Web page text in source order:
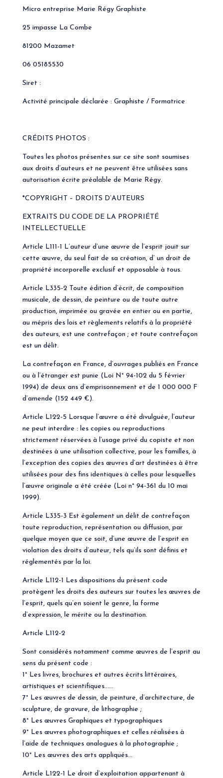
Micro entreprise Marie Régy Graphiste
25 impasse La Combe
81200 Mazamet
06 05185530
Siret :
Activité principale déclarée : Graphiste / Formatrice
CRÉDITS PHOTOS :
Toutes les photos présentes sur ce site sont soumises
aux droits d’auteurs et ne peuvent être utilisées sans
autorisation écrite préalable de Marie Régy.
*COPYRIGHT – DROITS D’AUTEURS
EXTRAITS DU CODE DE LA PROPRIÉTÉ
INTELLECTUELLE
Article L111-1 L’auteur d’une œuvre de l’esprit jouit sur
cette œuvre, du seul fait de sa création, d’ un droit de
propriété incorporelle exclusif et opposable à tous.
Article L335-2 Toute édition d’écrit, de composition
musicale, de dessin, de peinture ou de toute autre
production, imprimée ou gravée en entier ou en partie,
au mépris des lois et règlements relatifs à la propriété
des auteurs, est une contrefaçon ; et toute contrefaçon
est un délit.
La contrefaçon en France, d’ouvrages publiés en France
ou à l’étranger est punie (Loi N° 94-102 du 5 février
1994) de deux ans d’emprisonnement et de 1 000 000 F
d’amende (152 449 €).
Article L122-5 Lorsque l’œuvre a été divulguée, l’auteur
ne peut interdire : les copies ou reproductions
strictement réservées à l’usage privé du copiste et non
destinées à une utilisation collective, pour les familles, à
l’exception des copies des œuvres d’art destinées à être
utilisées pour des fins identiques à celles pour lesquelles
l’œuvre originale a été créée (Loi n° 94-361 du 10 mai
1999).
Article L335-3 Est également un délit de contrefaçon
toute reproduction, représentation ou diffusion, par
quelque moyen que ce soit, d’une œuvre de l’esprit en
violation des droits d’auteur, tels qu’ils sont définis et
réglementés par la loi.
Article L112-1 Les dispositions du présent code
protègent les droits des auteurs sur toutes les œuvres de
l’esprit, quels qu’en soient le genre, la forme
d’expression, le mérite ou la destination.
Article L112-2
Sont considérés notamment comme œuvres de l’esprit au
sens du présent code :
1° Les livres, brochures et autres écrits littéraires,
artistiques et scientifiques……
7° Les œuvres de dessin, de peinture, d’architecture, de
sculpture, de gravure, de lithographie ;
8° Les œuvres Graphiques et typographiques
9° Les œuvres photographiques et celles réalisées à
l’aide de techniques analogues à la photographie ;
10° Les œuvres des arts appliqués…
Article L122-1 Le droit d’exploitation appartenant à